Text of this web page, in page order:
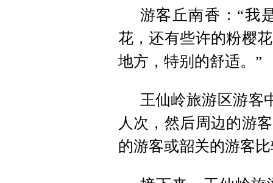
游客丘南香：“我
花，还有些许的粉樱
地方，特别的舒适。”
王仙岭旅游区游客
人次，然后周边的游
的游客或韶关的游客